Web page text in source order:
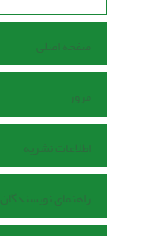
صفحه اصلی
مرور
اطلاعات نشریه
راهنمای نویسندگان